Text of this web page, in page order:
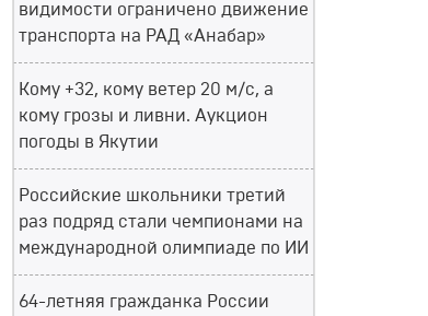
видимости ограничено движение
транспорта на РАД «Анабар»
Кому +32, кому ветер 20 м/с, а
кому грозы и ливни. Аукцион
погоды в Якутии
Российские школьники третий
раз подряд стали чемпионами на
международной олимпиаде по ИИ
64-летняя гражданка России